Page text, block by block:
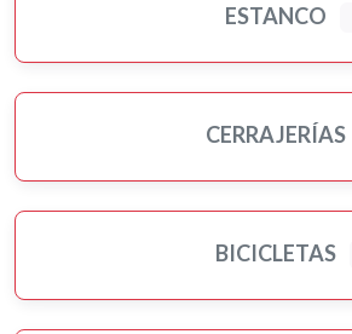
ESTANCO
CERRAJERÍAS
BICICLETAS